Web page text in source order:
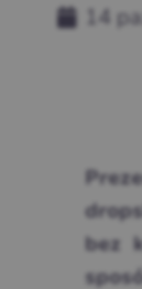
14
bez